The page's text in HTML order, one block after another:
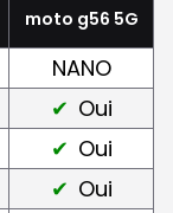
moto g56 5G
NANO
Oui
Oui
Oui